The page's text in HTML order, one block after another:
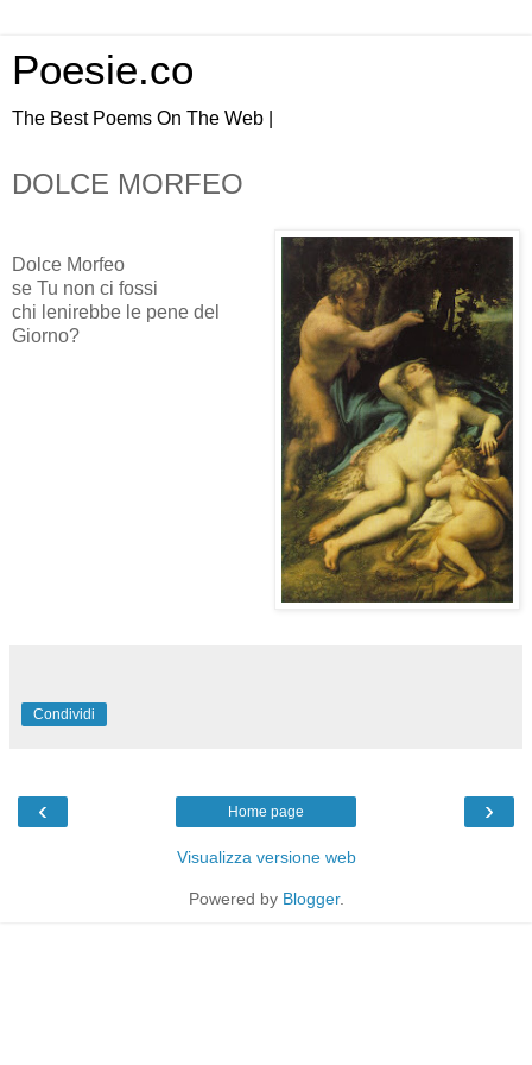
Poesie.co
The Best Poems On The Web |
DOLCE MORFEO
Dolce Morfeo
se Tu non ci fossi
chi lenirebbe le pene del
Giorno?
Condividi
‹ ›
Home page
Visualizza versione web
Powered by Blogger.